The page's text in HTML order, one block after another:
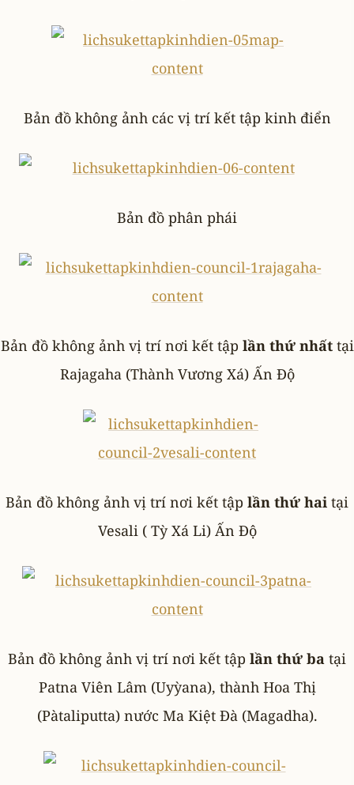
Bản đồ không ảnh các vị trí kết tập kinh điển
Bản đồ phân phái
Bản đồ không ảnh vị trí nơi kết tập lần thứ nhấttại
Rajagaha (Thành Vương Xá) Ấn Độ
Bản đồ không ảnh vị trí nơi kết tập lần thứ hai tại
Vesali ( Tỳ Xá Li) Ấn Độ
Bản đồ không ảnh vị trí nơi kết tập lần thứ ba tại
Patna Viên Lâm (Uyỳana), thành Hoa Thị
(Pàtaliputta) nước Ma Kiệt Đà (Magadha).